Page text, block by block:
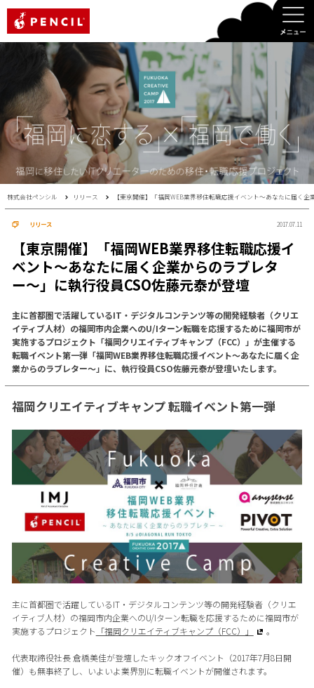
株式会社ペンシル リリース 【東京開催】「福岡WEB業界移住転職応援イベント〜あなたに届く
リリース 2017.07.11
【東京開催】「福岡WEB業界移住転職応援イ
ベント〜あなたに届く企業からのラブレタ
ー〜」に執行役員CSO佐藤元泰が登壇
主に首都圏で活躍しているIT・デジタルコンテンツ等の開発経験者（クリエ
イティブ人材）の福岡市内企業へのU/Iターン転職を応援するために福岡市が
実施するプロジェクト「福岡クリエイティブキャンプ（FCC）」が主催する
転職イベント第一弾「福岡WEB業界移住転職応援イベント〜あなたに届く企
業からのラブレター〜」に、執行役員CSO佐藤元泰が登壇いたします。
福岡クリエイティブキャンプ 転職イベント第一弾
主に首都圏で活躍しているIT・デジタルコンテンツ等の開発経験者（クリエ
イティブ人材）の福岡市内企業へのU/Iターン転職を応援するために福岡市が
実施するプロジェクト 「福岡クリエイティブキャンプ（FCC）」 。
代表取締役社長 倉橋美佳が登壇したキックオフイベント（2017年7月8日開
催）も無事終了し、いよいよ業界別に転職イベントが開催されます。